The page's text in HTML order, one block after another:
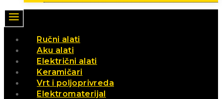
Ručni alati
Aku alati
Električni alati
Keramičari
Vrt i poljoprivreda
Elektromaterijal